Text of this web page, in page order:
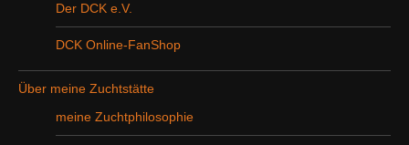
Der DCK e.V.
DCK Online-FanShop
Über meine Zuchtstätte
meine Zuchtphilosophie